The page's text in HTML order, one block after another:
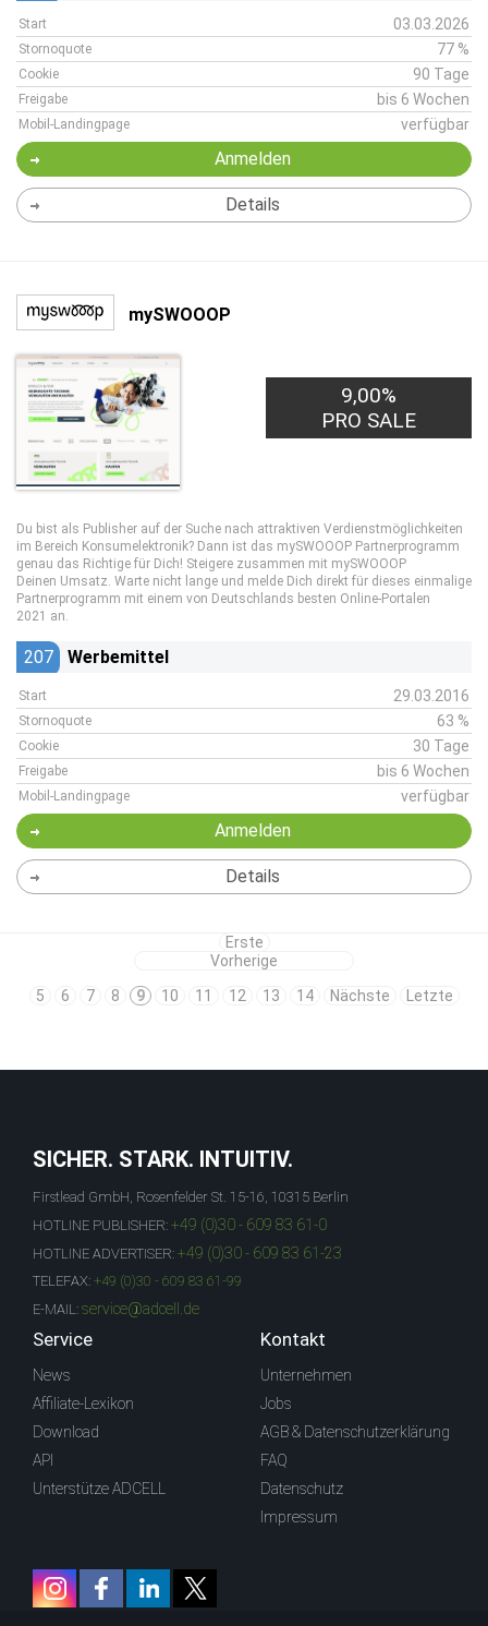
Start 03.03.2026
Stornoquote 77 %
Cookie 90 Tage
Freigabe bis 6 Wochen
Mobil-Landingpage verfügbar
Anmelden
Details
mySWOOOP
9,00%
PRO SALE
Du bist als Publisher auf der Suche nach attraktiven Verdienstmöglichkeiten
im Bereich Konsumelektronik? Dann ist das mySWOOOP Partnerprogramm
genau das Richtige für Dich! Steigere zusammen mit mySWOOOP
Deinen Umsatz. Warte nicht lange und melde Dich direkt für dieses einmalige
Partnerprogramm mit einem von Deutschlands besten Online-Portalen
2021 an.
207 Werbemittel
Start 29.03.2016
Stornoquote 63 %
Cookie 30 Tage
Freigabe bis 6 Wochen
Mobil-Landingpage verfügbar
Anmelden
Details
Erste
Vorherige
5
6 7 8 9 10 11 12 13 14 Nächste Letzte
SICHER. STARK. INTUITIV.
Firstlead GmbH, Rosenfelder St. 15-16, 10315 Berlin
HOTLINE PUBLISHER: +49 (0)30 - 609 83 61-0
HOTLINE ADVERTISER: +49 (0)30 - 609 83 61-23
TELEFAX: +49 (0)30 - 609 83 61-99
E-MAIL: service@adcell.de
Service
News
Affiliate-Lexikon
Download
API
Unterstütze ADCELL
Kontakt
Unternehmen
Jobs
AGB & Datenschutzerklärung
FAQ
Datenschutz
Impressum